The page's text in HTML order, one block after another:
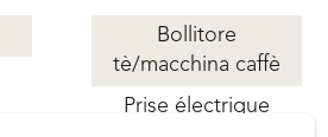
Bollitore
tè/macchina caffè
Prise électrique